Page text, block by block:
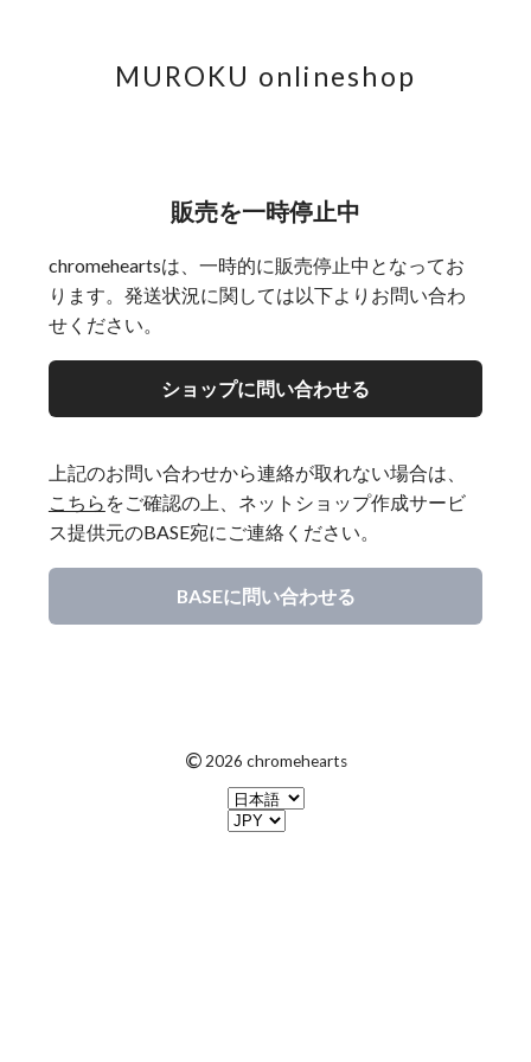
MUROKU onlineshop
販売を一時停止中
chromeheartsは、一時的に販売停止中となってお
ります。発送状況に関しては以下よりお問い合わ
せください。
ショップに問い合わせる
上記のお問い合わせから連絡が取れない場合は、
こちら をご確認の上、ネットショップ作成サービ
ス提供元のBASE宛にご連絡ください。
BASEに問い合わせる
© 2026 chromehearts